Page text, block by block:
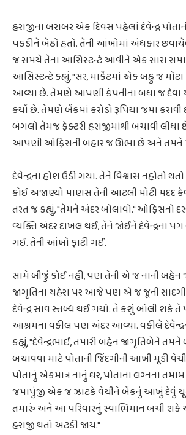
હરાજીના બરાબર એક દિવસ પહેલાં દેવેન્દ્ર
પકડીને બેઠો હતો. તેની આંખોમાં અંધકાર
જ સમયે તેના આસિસ્ટન્ટે આવીને એક સારા
આસિસ્ટન્ટે કહ્યું, "સર, માર્કેટમાં એક બહુ જ
આવ્યા છે. તેમણે આપણી કંપનીના બધા જ દેવા
કર્યો છે. તેમણે બેંકમાં કરોડો રૂપિયા જમા
બંગલો તેમજ ફેક્ટરી હરાજીમાંથી બચાવી
આપણી ઓફિસની બહાર જ ઊભા છે અને તમને
દેવેન્દ્રના હોશ ઉડી ગયા. તેને વિશ્વાસ નહોતો
કોઈ અજાણ્યો માણસ તેની આટલી મોટી મદદ
તરત જ કહ્યું, "તેમને અંદર બોલાવો." ઓફિસનો
વ્યક્તિ અંદર દાખલ થઈ, તેને જોઈને દેવેન્દ્રના
ગઈ. તેની આંખો ફાટી ગઈ.
સામે બીજું કોઈ નહીં, પણ તેની એ જ નાની બહેન
જાગૃતિના ચહેરા પર આજે પણ એ જ જૂની
દેવેન્દ્ર સાવ સ્તબ્ધ થઈ ગયો. તે કશું બોલી શકે
આશ્રમના વકીલ પણ અંદર આવ્યા. વકીલે
કહ્યું, "દેવેન્દ્રભાઈ, તમારી બહેન જાગૃતિબેને તમને
બચાવવા માટે પોતાની જિંદગીની આખી મૂડી
પોતાનું એકમાત્ર નાનું ઘર, પોતાના લગ્નના તમામ
જમાપુંજી એક જ ઝાટકે વેચીને બેંકનું આખું દેવું
તમારું અને આ પરિવારનું સ્વાભિમાન બચી શકે
હરાજી થતો અટકી જાય."